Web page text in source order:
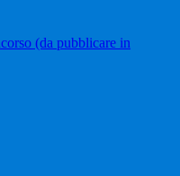
(da pubblicare in